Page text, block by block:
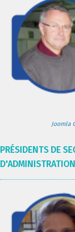
Joomla
PRÉSIDENTS DE
D'ADMINISTRATION